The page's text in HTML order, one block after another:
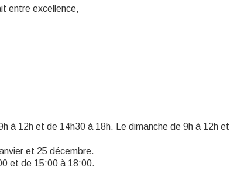
entre excellence,
à 12h et de 14h30 à 18h. Le dimanche de 9h à 12h et
et 25 décembre.
et de 15:00 à 18:00.